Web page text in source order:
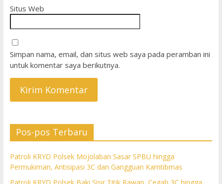
Situs Web
Simpan nama, email, dan situs web saya pada peramban ini
untuk komentar saya berikutnya.
Pos-pos Terbaru
Patroli KRYD Polsek Mojolaban Sasar SPBU hingga
Permukiman, Antisipasi 3C dan Gangguan Kamtibmas